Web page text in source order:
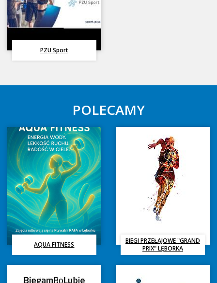
PZU Sport
POLECAMY
AQUA FITNESS
BIEGI PRZEŁAJOWE "GRAND
PRIX" LĘBORKA